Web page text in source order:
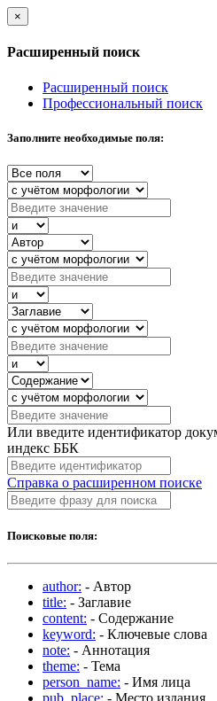
×
Расширенный поиск
Расширенный поиск
Профессиональный поиск
Заполните необходимые поля:
Или введите идентификатор
индекс ББК
Справка о расширенном поиске
Поисковые поля:
author: - Автор
title: - Заглавие
content: - Содержание
keyword: - Ключевые слова
note: - Аннотация
theme: - Тема
person_name: - Имя лица